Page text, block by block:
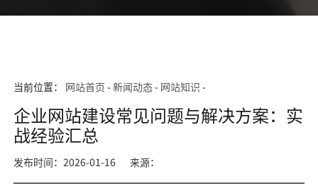
当前位置： 网站首页 -新闻动态- 网站知识 -
企业网站建设常见问题与解决方案：实
战经验汇总
发布时间：2026-01-16 来源：